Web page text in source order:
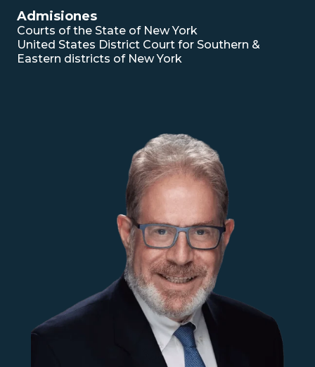
Admisiones
Courts of the State of New York
United States District Court for Southern &
Eastern districts of New York